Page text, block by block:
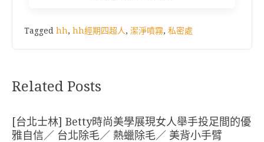
Tagged hh, hh經期四超人, 潔淨噴霧, 私密處
Related Posts
[台北士林] Betty時尚美學展現女人舉手投足間的優
雅自信／ 台北除毛／ 熱蠟除毛／ 美背小手臂